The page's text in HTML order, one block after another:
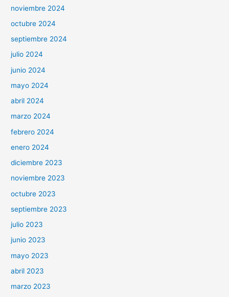
noviembre 2024
octubre 2024
septiembre 2024
julio 2024
junio 2024
mayo 2024
abril 2024
marzo 2024
febrero 2024
enero 2024
diciembre 2023
noviembre 2023
octubre 2023
septiembre 2023
julio 2023
junio 2023
mayo 2023
abril 2023
marzo 2023